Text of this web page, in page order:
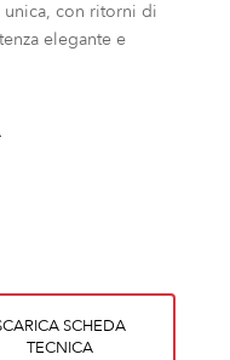
unica, con ritorni di
elegante e
SCHEDA
TECNICA